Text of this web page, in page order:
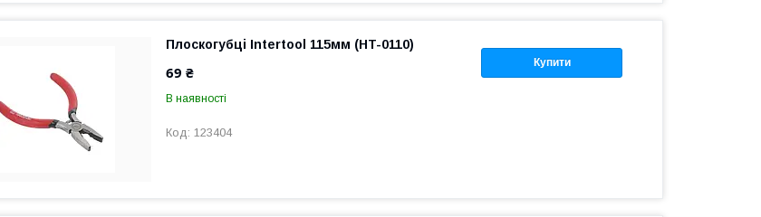
Купити
Плоскогубці Intertool 115мм (HT-0110)
69 ₴
В наявності
123404